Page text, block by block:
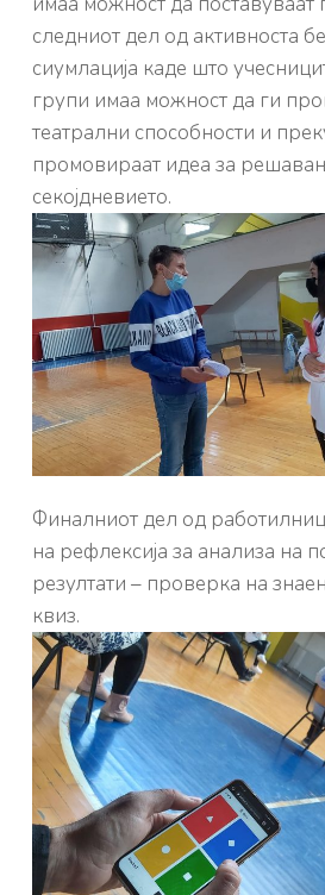
следниот дел од активноста
сиумлација каде што
групи имаа можност да ги
театрални способности и
промовираат идеа за
секојдневието.
Финалниот дел од
на рефлексија за анализа на
резултати – проверка на
квиз.